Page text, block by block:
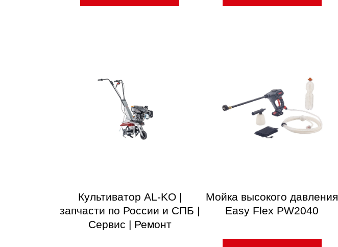
Культиватор AL-KO |
запчасти по России и СПБ |
Сервис | Ремонт
Мойка высокого давления
Easy Flex PW2040